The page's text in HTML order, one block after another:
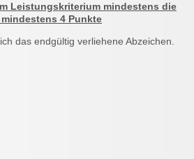
Leistungskriterium mindestens die
4 Punkte
das endgültig verliehene Abzeichen.